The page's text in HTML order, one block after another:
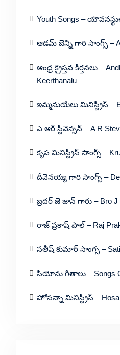
Youth Songs –
ఆడమ్ బెన్ని గారి సాంగ్స్ –
ఆంధ్ర క్రైస్తవ కీర్తనలు –
Keerthanalu
ఇమ్మనుయేలు మినిస్ట్రీస్ –
ఎ ఆర్ స్టీవెన్సన్ – A R
కృప మినిస్ట్రీస్ సాంగ్స్ –
దీవెనయ్య గారి సాంగ్స్ –
బ్రదర్ జె జాన్ గారు – Bro J
రాజ్ ప్రకాష్ పాల్ – Raj
సతీష్ కుమార్ సాంగ్స –
సీయోను గీతాలు – Songs
హోసన్నా మినిస్ట్రీస్ –